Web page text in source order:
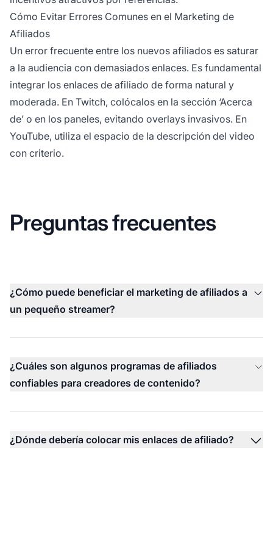
Cómo Evitar Errores Comunes en el Marketing de
Afiliados
Un error frecuente entre los nuevos afiliados es saturar
a la audiencia con demasiados enlaces. Es fundamental
integrar los enlaces de afiliado de forma natural y
moderada. En Twitch, colócalos en la sección ‘Acerca
de’ o en los paneles, evitando overlays invasivos. En
YouTube, utiliza el espacio de la descripción del video
con criterio.
Preguntas frecuentes
¿Cómo puede beneficiar el marketing de afiliados a
un pequeño streamer?
¿Cuáles son algunos programas de afiliados
confiables para creadores de contenido?
¿Dónde debería colocar mis enlaces de afiliado?